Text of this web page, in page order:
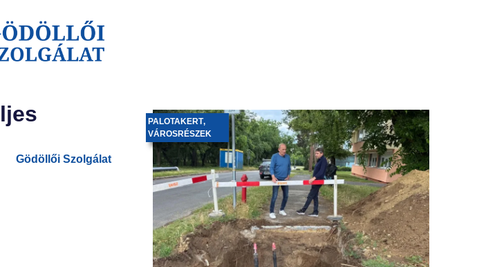
Gödöllői Szolgálat
PALOTAKERT,
VÁROSRÉSZEK